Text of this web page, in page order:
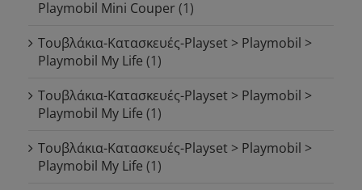
Playmobil Mini Couper (1)
Τουβλάκια-Κατασκευές-Playset > Playmobil >
Playmobil My Life (1)
Τουβλάκια-Κατασκευές-Playset > Playmobil >
Playmobil My Life (1)
Τουβλάκια-Κατασκευές-Playset > Playmobil >
Playmobil My Life (1)